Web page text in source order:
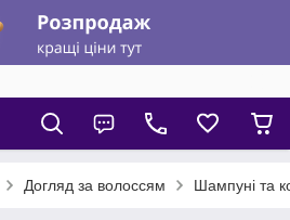
Догляд за волоссям Шампуні та